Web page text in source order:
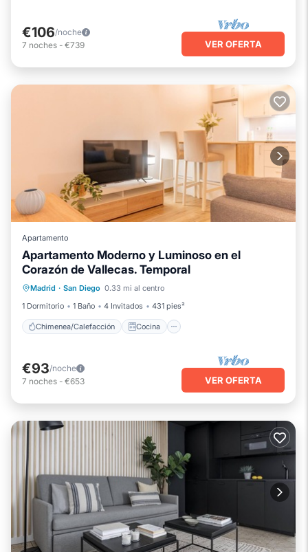
€106/noche
7 noches - €739 VER OFERTA
Apartamento
Apartamento Moderno y Luminoso en el
Corazón de Vallecas. Temporal
Madrid · San Diego 0.33 mi al centro
1 Dormitorio
1 Baño 4 Invitados 431 pies²
Chimenea/Calefacción Cocina
Chimenea/Calefacción
Cocina
Aparcamiento
Aire acondicionado
€93/noche
7 noches - €653 VER OFERTA